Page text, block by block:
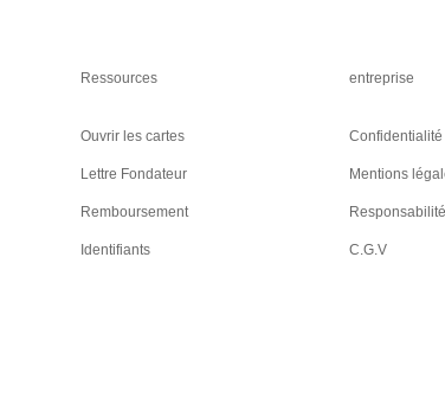
Ressources
Ouvrir les cartes
Lettre Fondateur
Remboursement
Identifiants
entreprise
Confidentialité
Mentions
C.G.V